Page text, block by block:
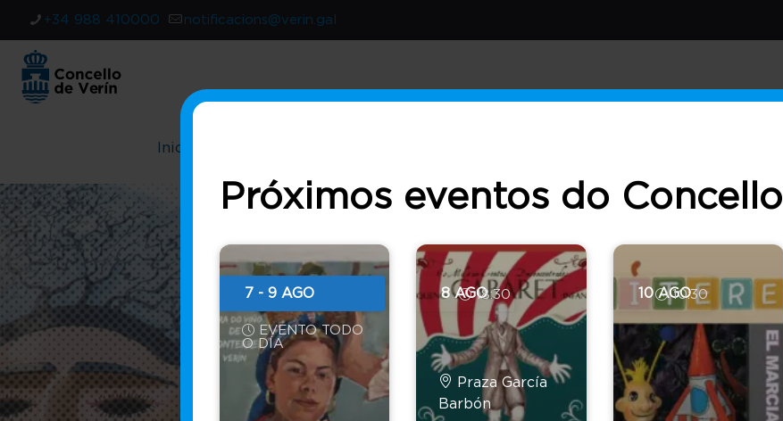
+34 988 410000 notificacions@verin.gal
Inicio
Próximos eventos do Concello
7 - 9 AGO
EVENTO TODO
O DÍA
8 AGO18:30
Praza García
Barbón
10 AGO10:30